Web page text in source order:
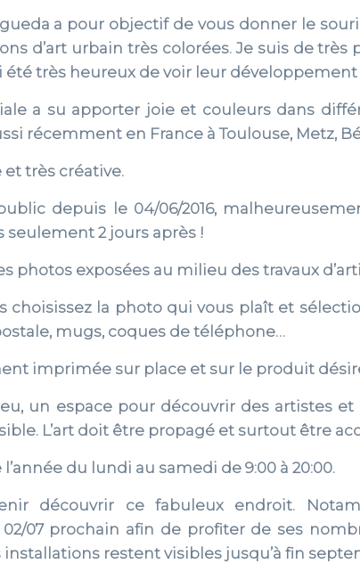
a pour objectif de vous donner le
d’art urbain très colorées. Je suis de
été très heureux de voir leur développement
a su apporter joie et couleurs dans
récemment en France à Toulouse, Metz,
très créative.
depuis le 04/06/2016,
2 jours après !
photos exposées au milieu des travaux
choisissez la photo qui vous plaît et
mugs, coques de téléphone…
imprimée sur place et sur le produit
un espace pour découvrir des artistes
L’art doit être propagé et surtout être
du lundi au samedi de 9:00 à 20:00.
découvrir ce fabuleux endroit.
07 prochain afin de profiter de ses
restent visibles jusqu’à fin